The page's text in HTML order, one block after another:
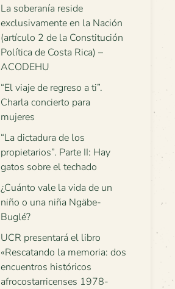
La soberanía reside
exclusivamente en la Nación
(artículo 2 de la Constitución
Política de Costa Rica) –
ACODEHU
“El viaje de regreso a ti”.
Charla concierto para
mujeres
“La dictadura de los
propietarios”. Parte II: Hay
gatos sobre el techado
¿Cuánto vale la vida de un
niño o una niña Ngäbe-
Buglé?
UCR presentará el libro
«Rescatando la memoria: dos
encuentros históricos
afrocostarricenses 1978-